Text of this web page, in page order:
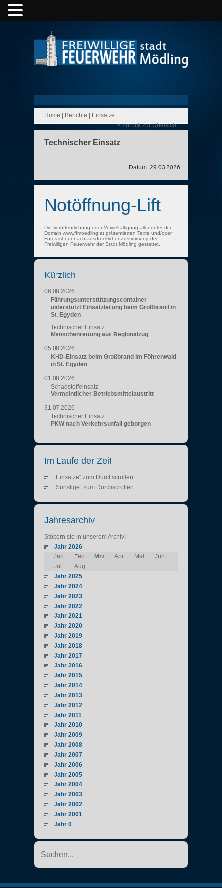
Home Berichte
Einsätze
< Zurück zur Übersicht
Technischer Einsatz
Datum: 29.03.2026
Notöffnung-Lift
Die Veröffentlichung oder Vervielfältigung aller unter der
Domain www.ffmoedling.at präsentierten Texte und/oder
Fotos ist nur nach ausdrücklicher Zustimmung der
Freiwilligen Feuerwehr der Stadt Mödling gestattet.
Kürzlich
06.08.2026
Führungsunterstützungscontainer
unterstützt Einsatzleitung beim Großbrand in
St. Egyden
Technischer Einsatz
Menschenrettung aus Regionalzug
05.08.2026
KHD-Einsatz beim Großbrand im Föhrenwald
in St. Egyden
01.08.2026
Schadstoffeinsatz
Vermeintlicher Betriebsmittelaustritt
31.07.2026
Technischer Einsatz
PKW nach Verkehrsunfall geborgen
Im Laufe der Zeit
„Einsätze“ zum Durchscrollen
„Sonstige“ zum Durchscrollen
Jahresarchiv
Stöbern sie in unserem Archiv!
Jahr 2026
Jan
Feb Mrz Apr Mai
Jun
Jul
Aug
Jahr 2025
Jahr 2024
Jahr 2023
Jahr 2022
Jahr 2021
Jahr 2020
Jahr 2019
Jahr 2018
Jahr 2017
Jahr 2016
Jahr 2015
Jahr 2014
Jahr 2013
Jahr 2012
Jahr 2011
Jahr 2010
Jahr 2009
Jahr 2008
Jahr 2007
Jahr 2006
Jahr 2005
Jahr 2004
Jahr 2003
Jahr 2002
Jahr 2001
Jahr 0